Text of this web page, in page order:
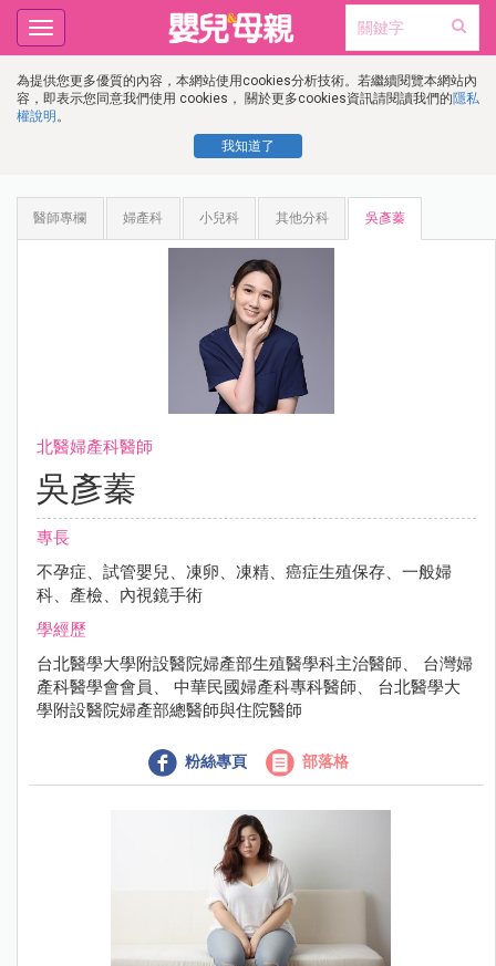
為提供您更多優質的內容，本網站使用cookies分析技術。若繼續閱覽本網站內
容，即表示您同意我們使用 cookies， 關於更多cookies資訊請閱讀我們的隱私
權說明 。
我知道了
Toggle
navigation
醫師專欄 婦產科 小兒科 其他分科 吳彥蓁
北醫婦產科醫師
吳彥蓁
專長
不孕症、試管嬰兒、凍卵、凍精、癌症生殖保存、一般婦
科、產檢、內視鏡手術
學經歷
台北醫學大學附設醫院婦產部生殖醫學科主治醫師、 台灣婦
產科醫學會會員、 中華民國婦產科專科醫師、 台北醫學大
學附設醫院婦產部總醫師與住院醫師
粉絲專頁 部落格